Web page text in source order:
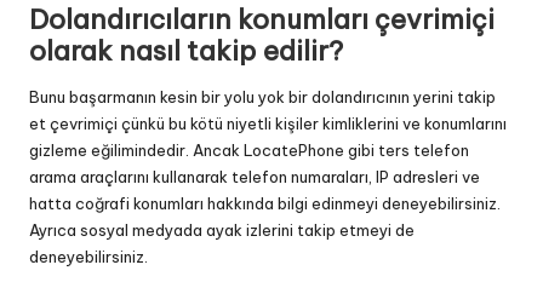
Dolandırıcıların konumları çevrimiçi
olarak nasıl takip edilir?
Bunu başarmanın kesin bir yolu yok bir dolandırıcının yerini takip
etçevrimiçi çünkü bu kötü niyetli kişiler kimliklerini ve konumlarını
gizleme eğilimindedir. Ancak LocatePhone gibi ters telefon
arama araçlarını kullanarak telefon numaraları, IP adresleri ve
hatta coğrafi konumları hakkında bilgi edinmeyi deneyebilirsiniz.
Ayrıca sosyal medyada ayak izlerini takip etmeyi de
deneyebilirsiniz.